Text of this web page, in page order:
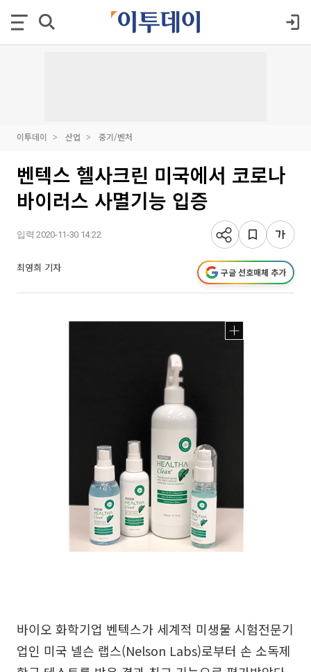
이투데이 산업 중기/벤처
벤텍스 헬사크린 미국에서 코로나
바이러스 사멸기능 입증
입력 2020-11-30 14:22
최영희 기자 구글 선호매체 추가
바이오 화학기업 벤텍스가 세계적 미생물 시험전문기
업인 미국 넬슨 랩스(Nelson Labs)로부터 손 소독제